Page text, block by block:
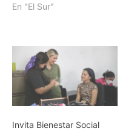
En "El Sur"
Invita Bienestar Social